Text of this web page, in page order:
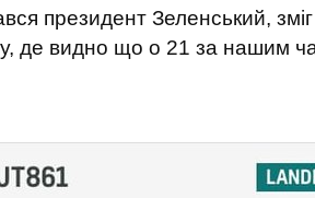
президент Зеленський,
де видно що о 21 за нашим